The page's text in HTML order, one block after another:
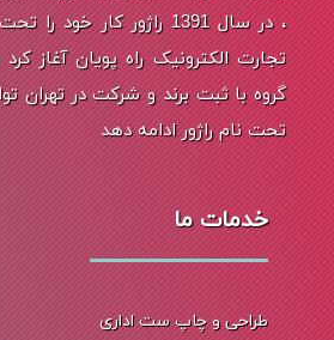
، در سال 1391 راژور کار
گروه با ثبت برند و شرکت در تهران
تحت نام راژور ادامه دهد
خدمات ما
طراحی و چاپ ست اداری